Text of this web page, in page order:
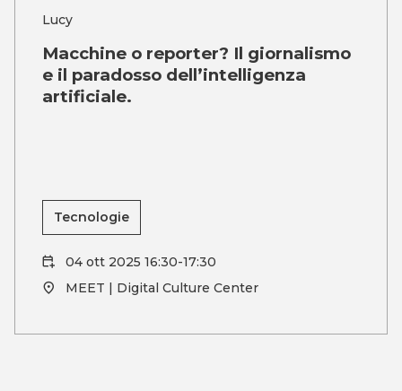
Lucy
Macchine o reporter? Il giornalismo
e il paradosso dell’intelligenza
artificiale.
Tecnologie
04 ott 2025 16:30-17:30
MEET | Digital Culture Center